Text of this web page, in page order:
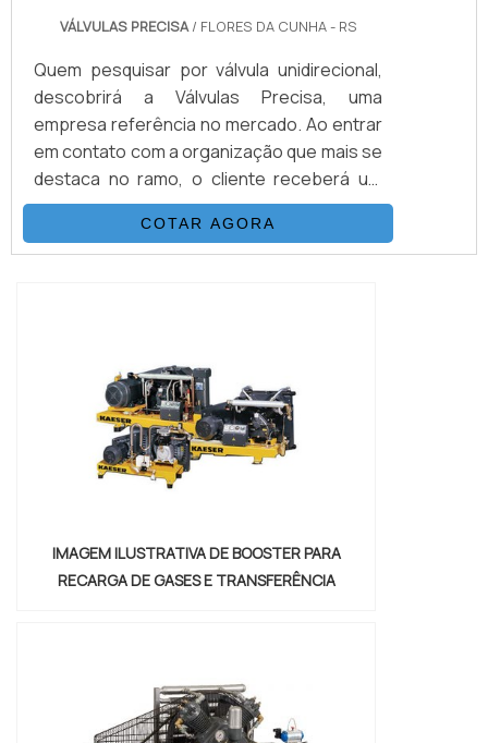
VÁLVULAS PRECISA/ FLORES DA CUNHA - RS
Quem pesquisar por válvula unidirecional,
descobrirá a Válvulas Precisa, uma
empresa referência no mercado. Ao entrar
em contato com a organização que mais se
destaca no ramo, o cliente receberá um
suporte completo para sanar eventuais
dúvidas sobre o produto a ser
adquirido.Quando o interesse é por válvula
diversas opções d...
COTAR AGORA
IMAGEM ILUSTRATIVA DE BOOSTER PARA
RECARGA DE GASES E TRANSFERÊNCIA